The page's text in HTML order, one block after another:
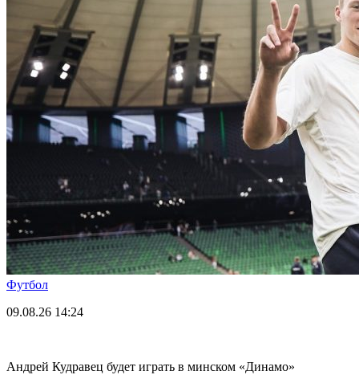
Футбол
09.08.26 14:24
Андрей Кудравец будет играть в минском «Динамо»